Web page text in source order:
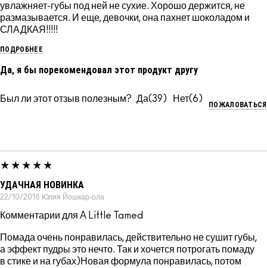
увлажняет-губы под ней не сухие. Хорошо держится, не
размазывается. И еще, девочки, она пахнет шоколадом и
СЛАДКАЯ!!!!!
ПОДРОБНЕЕ
Да, я бы порекомендовал этот продукт другу
Был ли этот отзыв полезным? 39 6
ПОЖАЛОВАТЬСЯ
УДАЧНАЯ НОВИНКА
22/10/2018 Юлия Йошкар-ола
Комментарии для A Little Tamed
Помада очень понравилась, действительно не сушит губы,
а эффект пудры это нечто. Так и хочется потрогать помаду
в стике и на губах)Новая формула понравилась, потом